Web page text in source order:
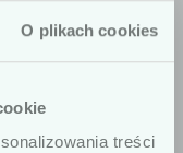
O plikach cookies
treści